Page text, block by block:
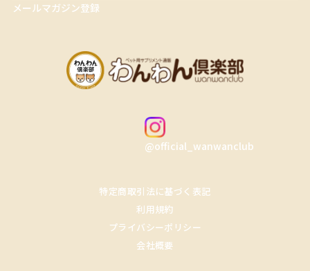
メールマガジン登録
@official_wanwanclub
特定商取引法に基づく表記
利用規約
プライバシーポリシー
会社概要